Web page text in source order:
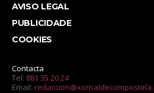
AVISO LEGAL
PUBLICIDADE
COOKIES
Contacta
Tel: 881 35 20 24
Email: